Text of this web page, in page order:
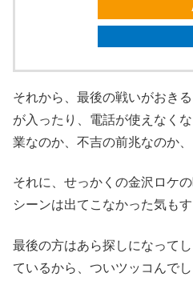
それから、最後の戦いがおき
が入ったり、電話が使えなく
業なのか、不吉の前兆なのか、
それに、せっかくの金沢ロケ
シーンは出てこなかった気もす
最後の方はあら探しになって
ているから、ついツッコんでし